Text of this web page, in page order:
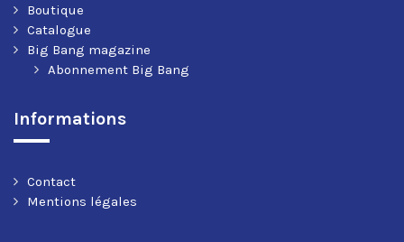
Boutique
Catalogue
Big Bang magazine
Abonnement Big Bang
Informations
Contact
Mentions légales